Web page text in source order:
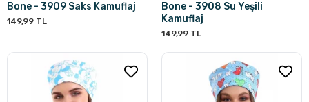
Bone - 3909 Saks Kamuflaj
149,99 TL
Bone - 3908 Su Yeşili
Kamuflaj
149,99 TL